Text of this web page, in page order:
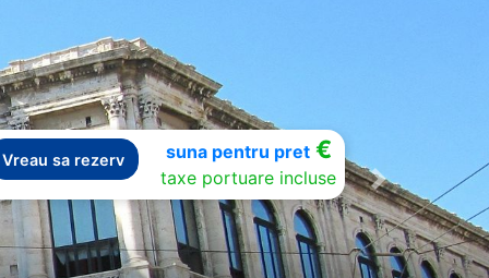
Vreau sa rezerv suna pentru pret€
taxe portuare incluse
Next